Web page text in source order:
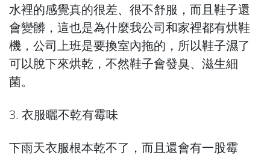
水裡的感覺真的很差、很不舒服，而且鞋子還
會變髒，這也是為什麼我公司和家裡都有烘鞋
機，公司上班是要換室內拖的，所以鞋子濕了
可以脫下來烘乾，不然鞋子會發臭、滋生細
菌。
3. 衣服曬不乾有霉味
下雨天衣服根本乾不了，而且還會有一股霉